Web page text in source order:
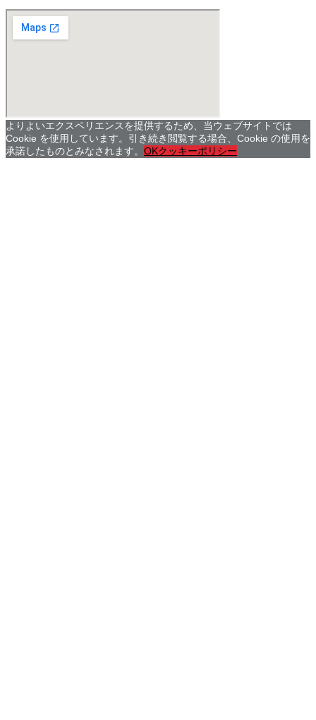
よりよいエクスペリエンスを提供するため、当ウェブサイトでは
Cookie を使用しています。引き続き閲覧する場合、Cookie の使用を
承諾したものとみなされます。 OKクッキーポリシー